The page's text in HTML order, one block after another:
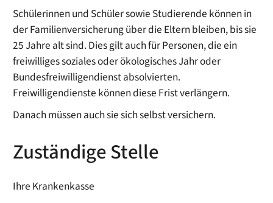
Schülerinnen und Schüler sowie Studierende können in
der Familienversicherung über die Eltern bleiben, bis sie
25 Jahre alt sind. Dies gilt auch für Personen, die ein
freiwilliges soziales oder ökologisches Jahr oder
Bundesfreiwilligendienst absolvierten.
Freiwilligendienste können diese Frist verlängern.
Danach müssen auch sie sich selbst versichern.
Zuständige Stelle
Ihre Krankenkasse